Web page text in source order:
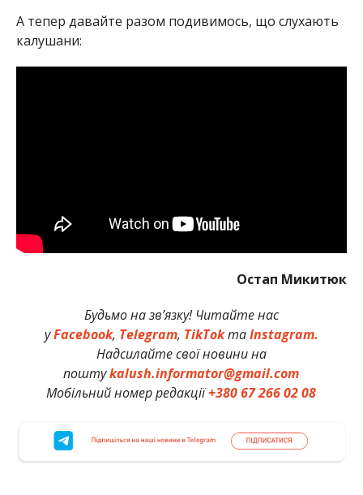
А тепер давайте разом подивимось, що слухають
калушани:
Остап Микитюк
Будьмо на зв’язку! Читайте нас
уFacebook, Telegram, TikTokтаInstagram.
Надсилайте свої новини на
поштуkalush.informator@gmail.com
Мобільний номер редакції+380 67 266 02 08